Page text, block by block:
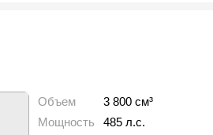
Объем
3 800 см³
Мощность
485 л.с.